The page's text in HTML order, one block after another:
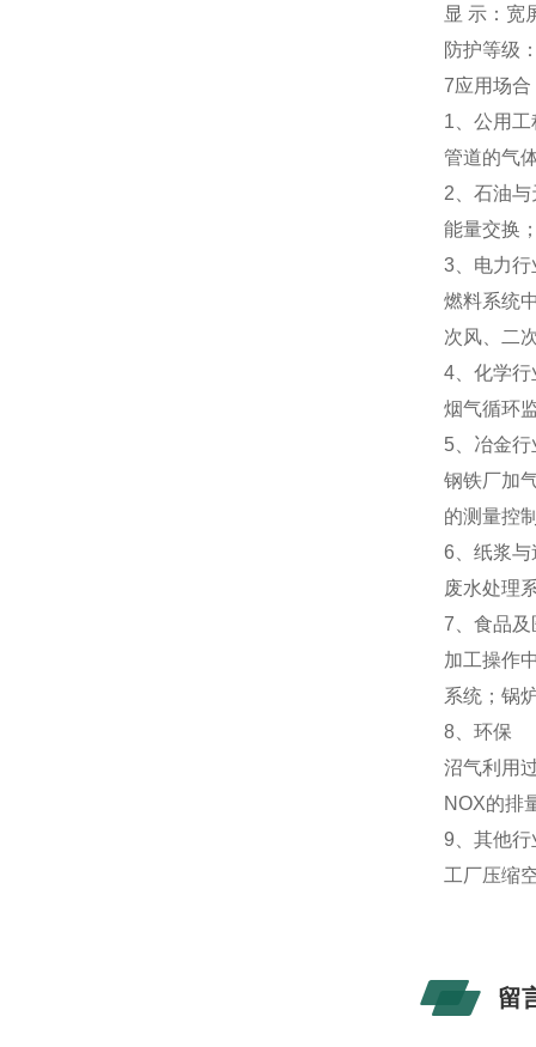
显 示：宽
防护等级
7应用场合
1、公用
管道的气
2、石油
能量交换
3、电力行
燃料系统
次风、二
4、化学行
烟气循环
5、冶金行
钢铁厂加
的测量控
6、纸浆
废水处理
7、食品
加工操作
系统；锅
8、环保
沼气利用
NOX的排
9、其他行
工厂压缩
留